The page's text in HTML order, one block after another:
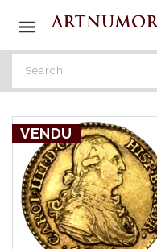

VENDU